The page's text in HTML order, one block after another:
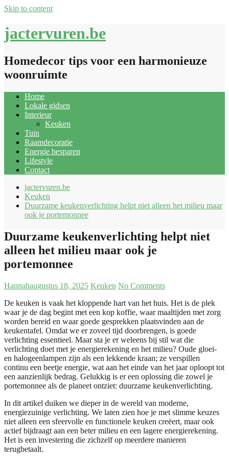
Skip to content
jactervuren.be
Homedecor tips voor een harmonieuze
woonruimte
Home
Lokale gidsen
Interieur
Keuken
Tuin
Raamdecoratie
Energie besparen
Lifestyle
Contact
jactervuren.be
Keuken
Duurzame keukenverlichting helpt niet alleen het milieu maar
ook je portemonnee
Duurzame keukenverlichting helpt niet
alleen het milieu maar ook je
portemonnee
Hannahaugustus 18, 2025 Keuken No Comments
De keuken is vaak het kloppende hart van het huis. Het is de plek
waar je de dag begint met een kop koffie, waar maaltijden met zorg
worden bereid en waar goede gesprekken plaatsvinden aan de
keukentafel. Omdat we er zoveel tijd doorbrengen, is goede
verlichting essentieel. Maar sta je er weleens bij stil wat die
verlichting doet met je energierekening en het milieu? Oude gloei-
en halogeenlampen zijn als een lekkende kraan; ze verspillen
continu een beetje energie, wat aan het einde van het jaar oploopt tot
een aanzienlijk bedrag. Gelukkig is er een oplossing die zowel je
portemonnee als de planeet ontziet: duurzame keukenverlichting.
In dit artikel duiken we dieper in de wereld van moderne,
energiezuinige verlichting. We laten zien hoe je met slimme keuzes
niet alleen een sfeervolle en functionele keuken creëert, maar ook
actief bijdraagt aan een beter milieu en een lagere energierekening.
Het is een investering die zichzelf op meerdere manieren
terugbetaalt.